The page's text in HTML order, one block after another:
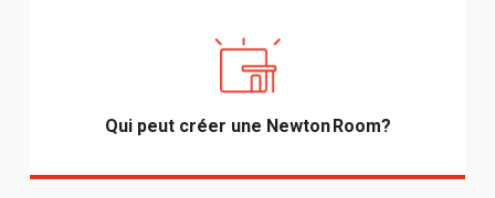
Qui peut créer une Newton Room?